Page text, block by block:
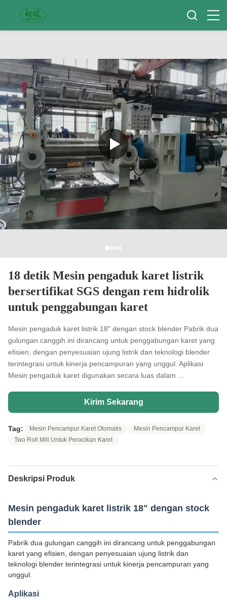
18 detik Mesin pengaduk karet listrik
bersertifikat SGS dengan rem hidrolik
untuk penggabungan karet
Mesin pengaduk karet listrik 18" dengan stock blender Pabrik dua
gulungan canggih ini dirancang untuk penggabungan karet yang
efisien, dengan penyesuaian ujung listrik dan teknologi blender
terintegrasi untuk kinerja pencampuran yang unggul. Aplikasi
Mesin pengaduk karet digunakan secara luas dalam ...
Kirim Sekarang
Tag: Mesin Pencampur Karet Otomatis
Mesin Pencampur Karet
Two Roll Mill Untuk Peracikan Karet
Deskripsi Produk
Mesin pengaduk karet listrik 18" dengan stock
blender
Pabrik dua gulungan canggih ini dirancang untuk penggabungan
karet yang efisien, dengan penyesuaian ujung listrik dan
teknologi blender terintegrasi untuk kinerja pencampuran yang
unggul.
Aplikasi